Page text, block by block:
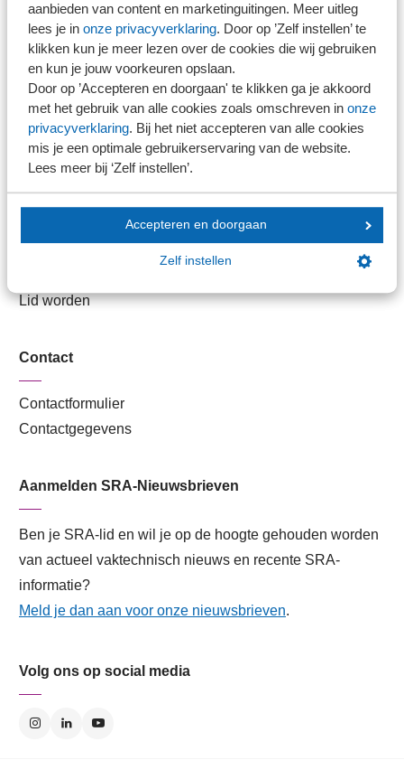
aanbieden van content en marketinguitingen. Meer uitleg
lees je in onze privacyverklaring. Door op ’Zelf instellen’ te
klikken kun je meer lezen over de cookies die wij gebruiken
en kun je jouw voorkeuren opslaan.
Door op ’Accepteren en doorgaan' te klikken ga je akkoord
met het gebruik van alle cookies zoals omschreven in onze
privacyverklaring. Bij het niet accepteren van alle cookies
mis je een optimale gebruikerservaring van de website.
Lees meer bij ‘Zelf instellen’.
Accepteren en doorgaan
Zelf instellen
Stel je vaktechnische vraag
Branche in Zicht
Dossiers
Kantoorvinder
Nieuwsbank
Handige links
Veilig bestanden delen
Lid worden
Contact
Contactformulier
Contactgegevens
Aanmelden SRA-Nieuwsbrieven
Ben je SRA-lid en wil je op de hoogte gehouden worden
van actueel vaktechnisch nieuws en recente SRA-
informatie?
Meld je dan aan voor onze nieuwsbrieven.
Volg ons op social media